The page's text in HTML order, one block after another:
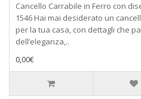
Cancello Carrabile in Ferro con
1546 Hai mai desiderato un
per la tua casa, con dettagli che
dell’eleganza,..
0,00€